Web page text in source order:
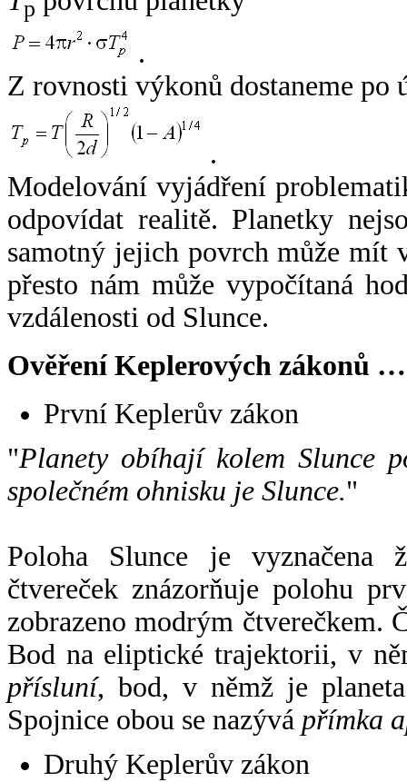
p
.
Z rovnosti výkonů dostaneme po
.
Modelování vyjádření
odpovídat realitě. Planetky
samotný jejich povrch může mít
přesto nám může vypočítaná
vzdálenosti od Slunce.
Ověření Keplerových zákonů …
První Keplerův zákon
"Planety obíhají kolem Slunce
společném ohnisku je Slunce."
Poloha Slunce je vyznačena
čtvereček znázorňuje polohu
zobrazeno modrým čtverečkem.
Bod na eliptické trajektorii, v
přísluní, bod, v němž je
Spojnice obou se nazývá přímka
Druhý Keplerův zákon